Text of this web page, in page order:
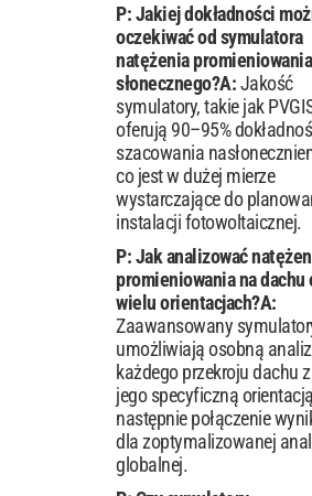
P: Jakiej dokładności
oczekiwać od symulatora
natężenia promieniowania
słonecznego?A:Jakość
symulatory, takie jak
oferują 90–95%
szacowania
co jest w dużej mierze
wystarczające do
instalacji fotowoltaicznej.
P: Jak analizować
promieniowania na dachu
wielu orientacjach?A:
Zaawansowany
umożliwiają osobną
każdego przekroju dachu z
jego specyficzną
następnie połączenie
dla zoptymalizowanej
globalnej.